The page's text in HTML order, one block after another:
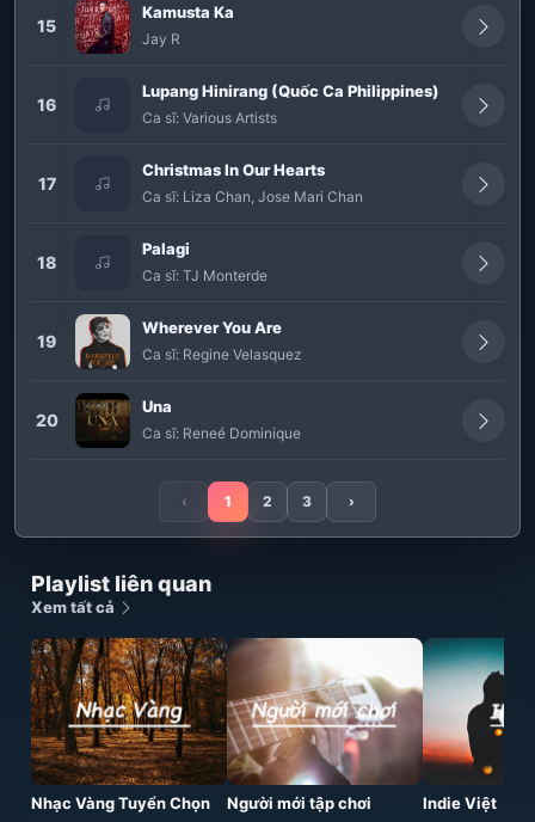
15
Kamusta Ka
Jay R
16
Lupang Hinirang (Quốc Ca Philippines)
Ca sĩ: Various Artists
17
Christmas In Our Hearts
Ca sĩ: Liza Chan, Jose Mari Chan
18
Palagi
Ca sĩ: TJ Monterde
19
Wherever You Are
Ca sĩ: Regine Velasquez
20
Una
Ca sĩ: Reneé Dominique
‹ 1 2 3 ›
Playlist liên quan
Xem tất cả
Nhạc Vàng Tuyển Chọn Người mới tập chơi Indie Việt